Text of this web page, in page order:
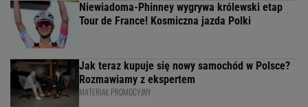
Niewiadoma-Phinney wygrywa królewski etap
Tour de France! Kosmiczna jazda Polki
Jak teraz kupuje się nowy samochód w Polsce?
Rozmawiamy z ekspertem
MATERIAŁ PROMOCYJNY